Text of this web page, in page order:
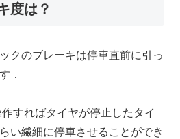
度は？
クのブレーキは停車直前に引っ
．
すればタイヤが停止したタイ
い繊細に停車させることができ